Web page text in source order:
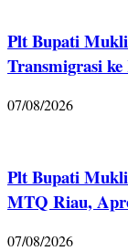
Plt Bupati
Transmigrasi
07/08/2026
Plt Bupati
MTQ Riau,
07/08/2026